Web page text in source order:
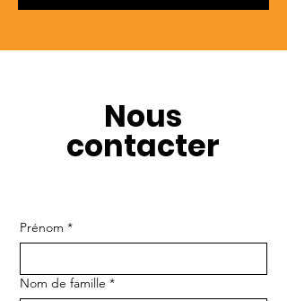
Nous
contacter
Prénom *
Nom de famille *